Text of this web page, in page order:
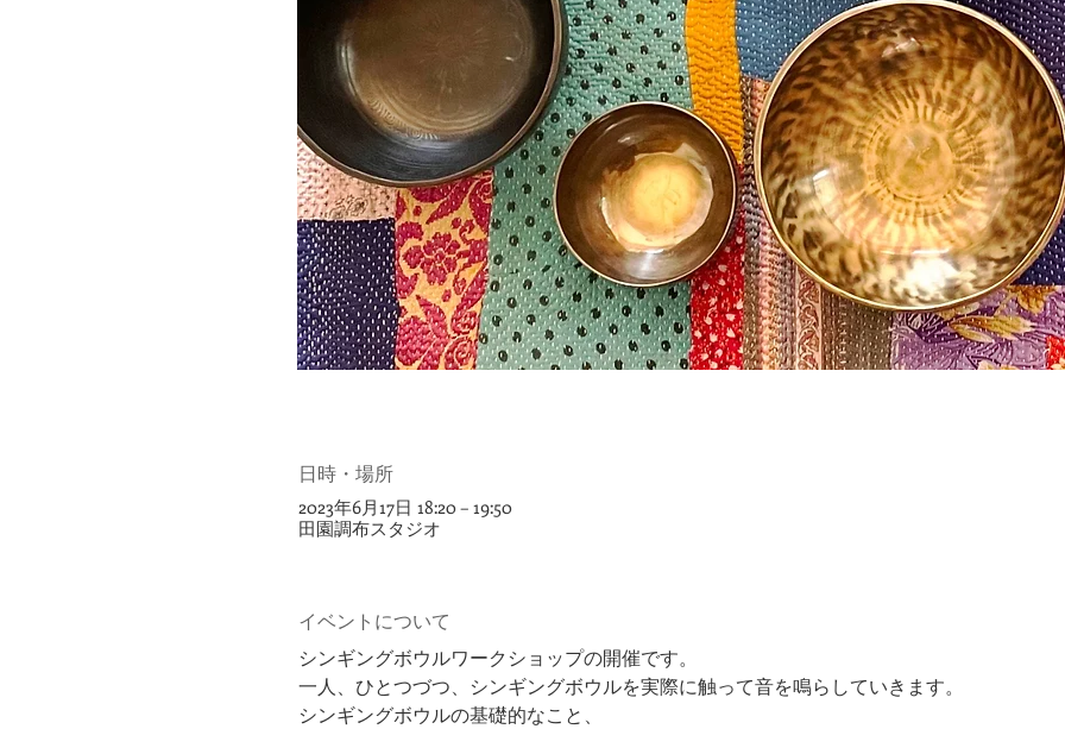
日時・場所
2023年6月17日 18:20 – 19:50
田園調布スタジオ
イベントについて
シンギングボウルワークショップの開催です。
一人、ひとつづつ、シンギングボウルを実際に触って音を鳴らしていきます。
シンギングボウルの基礎的なこと、